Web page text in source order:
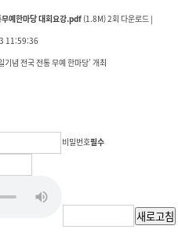
예한마당 대회요강.pdf (1.8M)2회 다운로드 |
11:59:36
념 전국 전통 무예 한마당’ 개최
비밀번호필수
새로고침